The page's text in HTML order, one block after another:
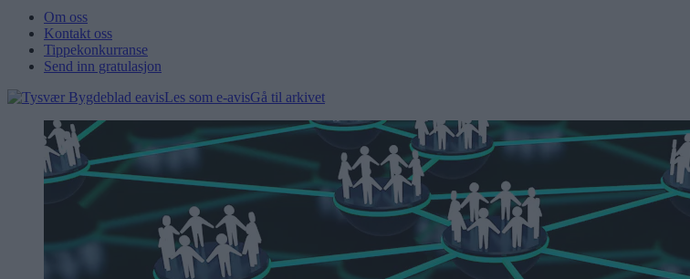
Om oss
Kontakt oss
Tippekonkurranse
Send inn gratulasjon
Les som e-avisGå til arkivet